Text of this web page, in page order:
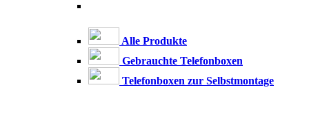
Alle Produkte
Gebrauchte Telefonboxen
Telefonboxen zur Selbstmontage